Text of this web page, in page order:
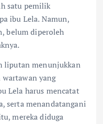
satu pemilik
ibu Lela. Namun,
belum diperoleh
liputan menunjukkan
wartawan yang
Lela harus mencatat
serta menandatangani
mereka diduga